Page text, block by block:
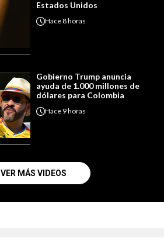
Estados Unidos
Hace8 horas
Gobierno Trump anuncia
ayuda de 1.000 millones de
dólares para Colombia
Hace 9 horas
VER MÁS VIDEOS